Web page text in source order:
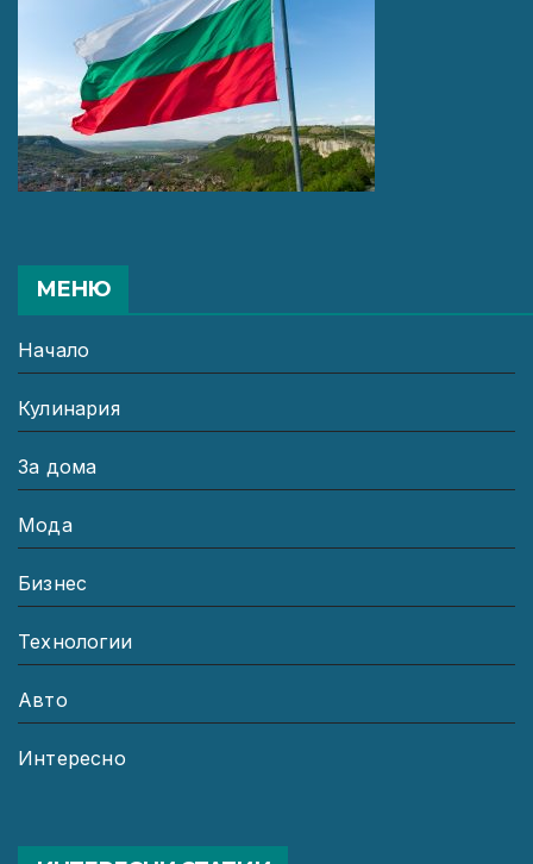
МЕНЮ
Начало
Кулинария
За дома
Мода
Бизнес
Технологии
Авто
Интересно